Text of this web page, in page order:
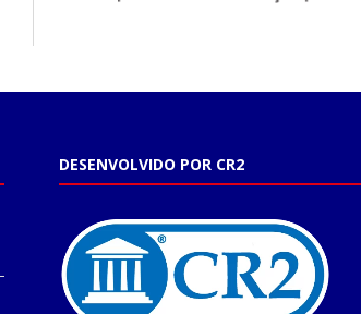
DESENVOLVIDO POR CR2